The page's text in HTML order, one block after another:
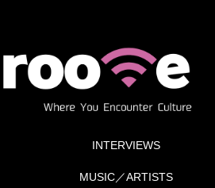
INTERVIEWS
MUSIC／ARTISTS